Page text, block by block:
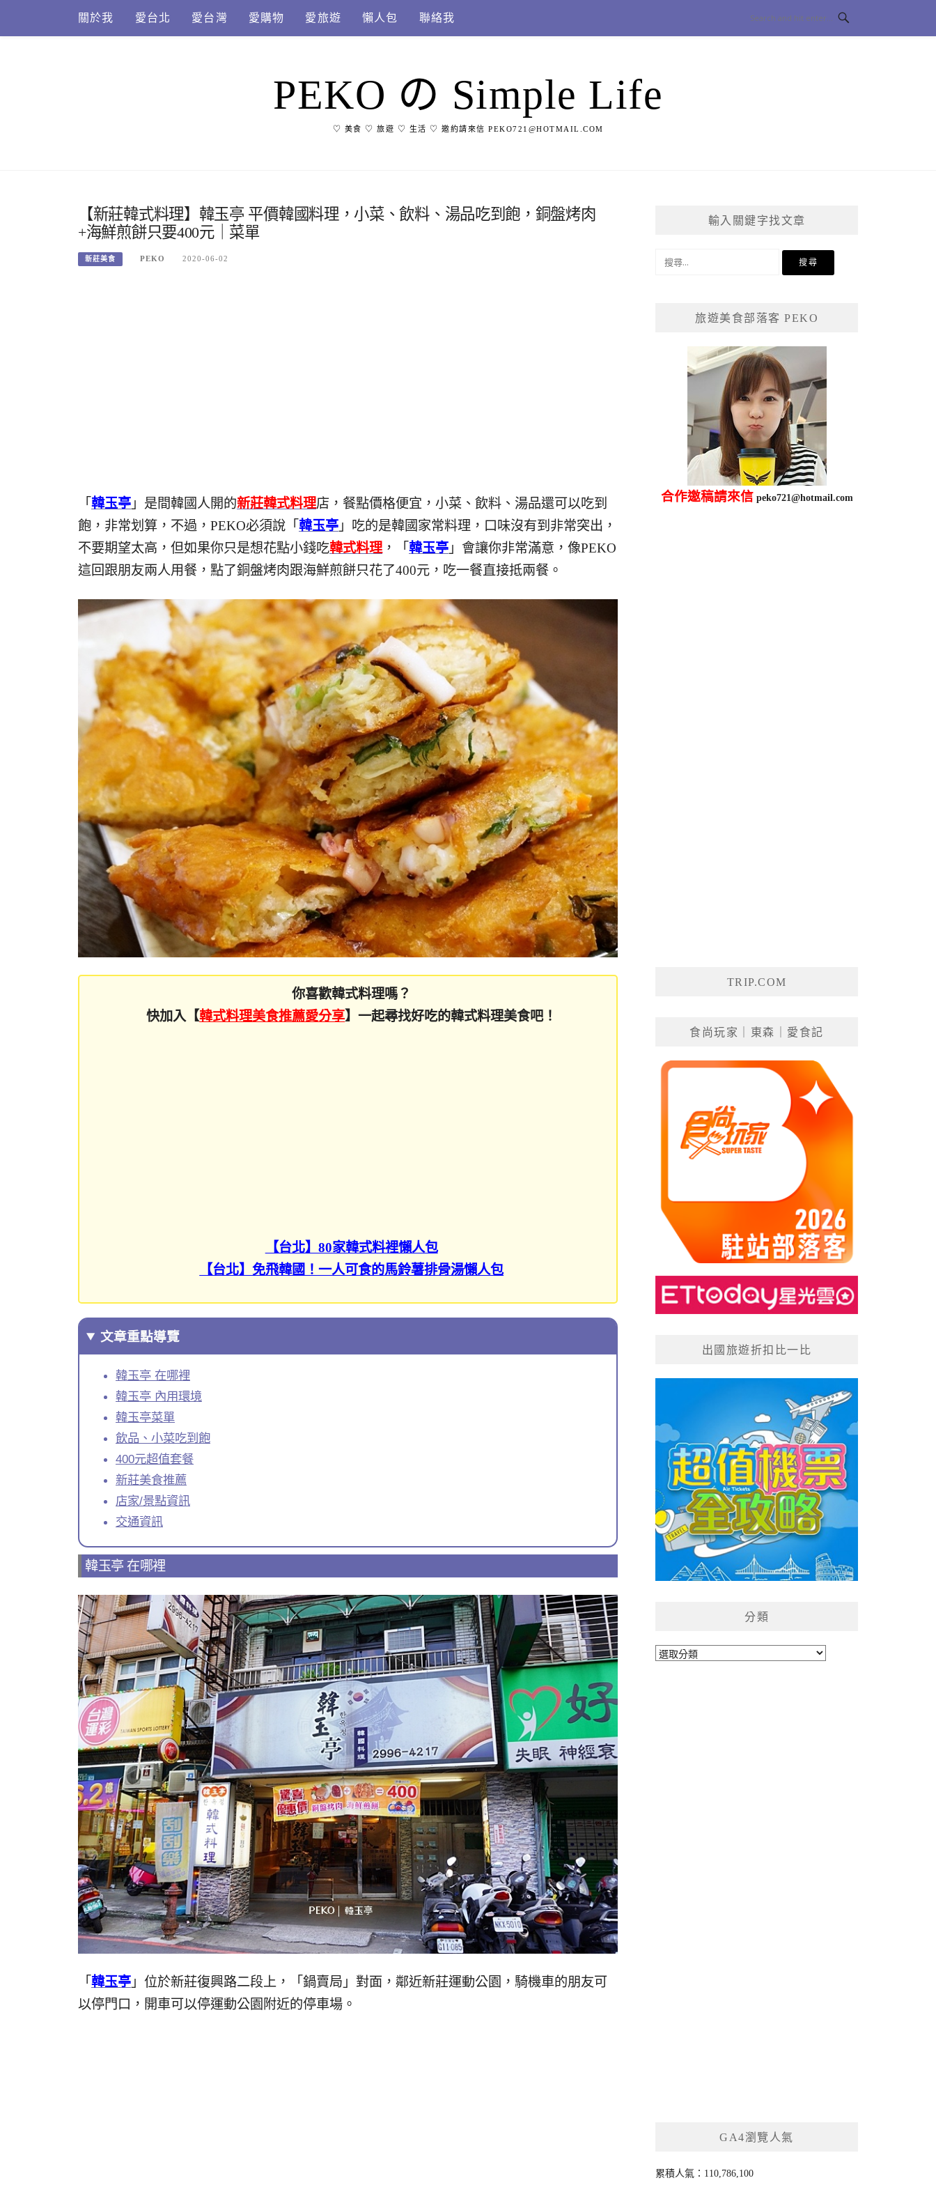
content
關於我 愛台北 愛台灣 愛購物 愛旅遊 懶人包 聯絡我
PEKO の Simple Life
♡ 美食 ♡ 旅遊 ♡ 生活 ♡ 邀約請來信 PEKO721@HOTMAIL.COM
【新莊韓式料理】韓玉亭 平價韓國料理，小菜、飲料、湯品吃到飽，銅盤烤肉
+海鮮煎餅只要400元｜菜單
新莊美食 PEKO 2020-06-02
「 韓玉亭 」是間韓國人開的新莊韓式料理店，餐點價格便宜，小菜、飲料、湯品還可以吃到
飽，非常划算，不過，PEKO必須說「 韓玉亭 」吃的是韓國家常料理，口味沒有到非常突出，
不要期望太高，但如果你只是想花點小錢吃韓式料理 ，「 韓玉亭 」會讓你非常滿意，像PEKO
這回跟朋友兩人用餐，點了銅盤烤肉跟海鮮煎餅只花了400元，吃一餐直接抵兩餐。
你喜歡韓式料理嗎？
快加入【韓式料理美食推薦愛分享】一起尋找好吃的韓式料理美食吧！
【台北】80家韓式料裡懶人包
【台北】免飛韓國！一人可食的馬鈴薯排骨湯懶人包
文章重點導覽
韓玉亭 在哪裡
韓玉亭 內用環境
韓玉亭菜單
飲品、小菜吃到飽
400元超值套餐
新莊美食推薦
店家/景點資訊
交通資訊
韓玉亭 在哪裡
「 韓玉亭 」位於新莊復興路二段上，「鍋賣局」對面，鄰近新莊運動公園，騎機車的朋友可
以停門口，開車可以停運動公園附近的停車場。
輸入關鍵字找文章
旅遊美食部落客 PEKO
合作邀稿請來信 peko721@hotmail.com
TRIP.COM
食尚玩家｜東森｜愛食記
出國旅遊折扣比一比
分類
分
GA4瀏覽人氣
累積人氣：110,786,100